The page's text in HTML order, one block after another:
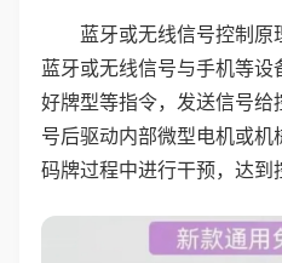
蓝牙或无线信号控制
蓝牙或无线信号与手机等
好牌型等指令，发送信号
号后驱动内部微型电机或机
码牌过程中进行干预，达到